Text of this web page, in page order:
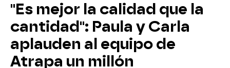
"Es mejor la calidad que la
cantidad": Paula y Carla
aplauden al equipo de
Atrapa un millón